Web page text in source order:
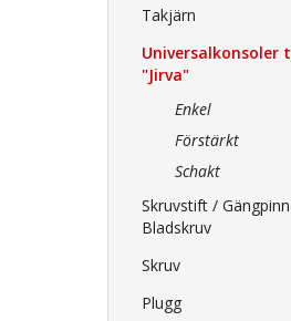
Takjärn
Universalkonsoler
"Jirva"
Enkel
Förstärkt
Schakt
Skruvstift /
Bladskruv
Skruv
Plugg